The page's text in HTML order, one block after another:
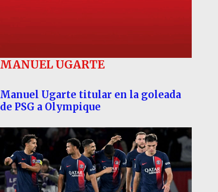
MANUEL UGARTE
Manuel Ugarte titular en la goleada
de PSG a Olympique